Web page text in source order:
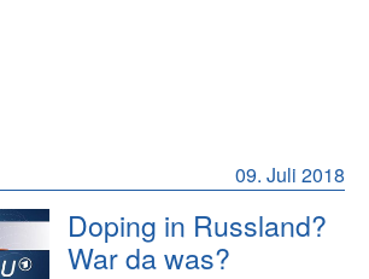
09. Juli 2018
Doping in Russland?
War da was?